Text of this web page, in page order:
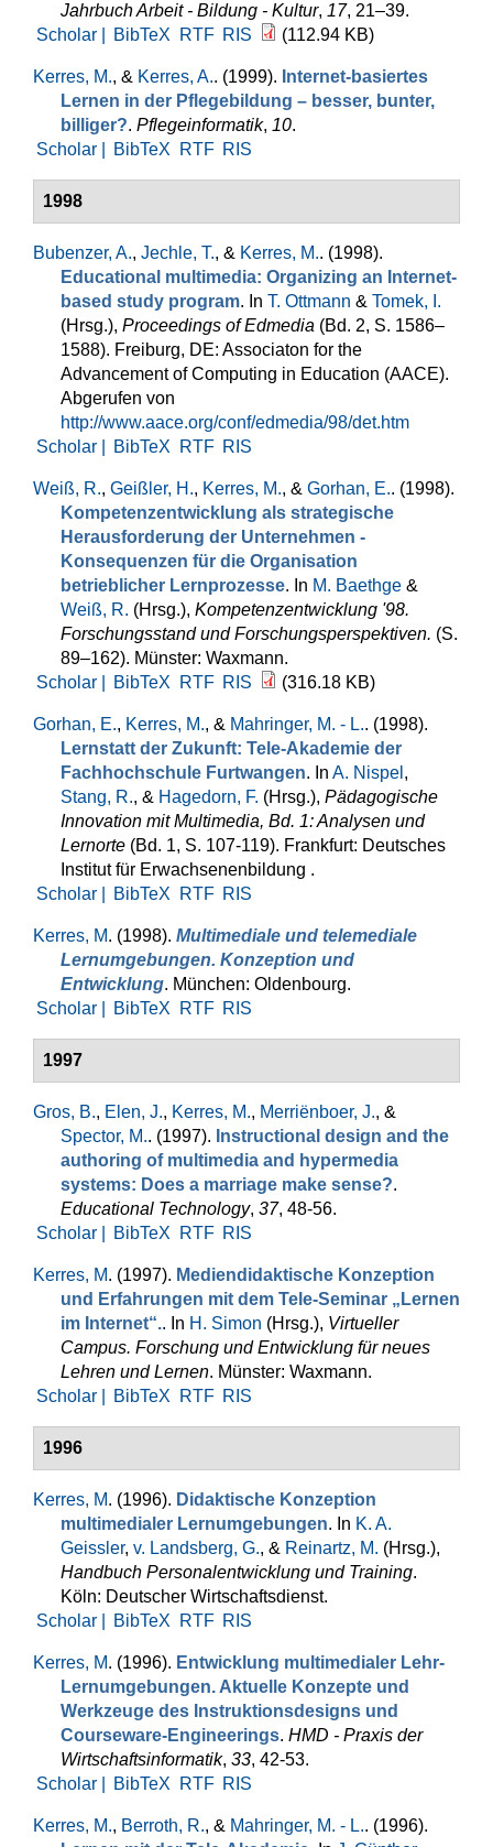
Jahrbuch Arbeit - Bildung - Kultur, 17, 21–39.
Scholar |
BibTeX RTF RIS (112.94 KB)
Kerres, M., & Kerres, A.. (1999). Internet-basiertes
Lernen in der Pflegebildung – besser, bunter,
billiger?. Pflegeinformatik, 10.
Scholar |
BibTeX RTF RIS
1998
Bubenzer, A., Jechle, T., & Kerres, M.. (1998).
Educational multimedia: Organizing an Internet-
based study program. In T. Ottmann & Tomek, I.
(Hrsg.), Proceedings of Edmedia (Bd. 2, S. 1586–
1588). Freiburg, DE: Associaton for the
Advancement of Computing in Education (AACE).
Abgerufen von
http://www.aace.org/conf/edmedia/98/det.htm
Scholar |
BibTeX RTF RIS
Weiß, R., Geißler, H., Kerres, M., & Gorhan, E.. (1998).
Kompetenzentwicklung als strategische
Herausforderung der Unternehmen -
Konsequenzen für die Organisation
betrieblicher Lernprozesse. In M. Baethge &
Weiß, R. (Hrsg.), Kompetenzentwicklung '98.
Forschungsstand und Forschungsperspektiven. (S.
89–162). Münster: Waxmann.
Scholar |
BibTeX RTF RIS (316.18 KB)
Gorhan, E., Kerres, M., & Mahringer, M. - L.. (1998).
Lernstatt der Zukunft: Tele-Akademie der
Fachhochschule Furtwangen. In A. Nispel ,
Stang, R., & Hagedorn, F. (Hrsg.), Pädagogische
Innovation mit Multimedia, Bd. 1: Analysen und
Lernorte (Bd. 1, S. 107-119). Frankfurt: Deutsches
Institut für Erwachsenenbildung .
Scholar |
BibTeX RTF RIS
Kerres, M. (1998). Multimediale und telemediale
Lernumgebungen. Konzeption und
Entwicklung. München: Oldenbourg.
Scholar |
BibTeX RTF RIS
1997
Gros, B., Elen, J., Kerres, M., Merriënboer, J., &
Spector, M.. (1997). Instructional design and the
authoring of multimedia and hypermedia
systems: Does a marriage make sense?.
Educational Technology, 37, 48-56.
Scholar |
BibTeX RTF RIS
Kerres, M. (1997). Mediendidaktische Konzeption
und Erfahrungen mit dem Tele-Seminar „Lernen
im Internet“.. In H. Simon (Hrsg.), Virtueller
Campus. Forschung und Entwicklung für neues
Lehren und Lernen. Münster: Waxmann.
Scholar |
BibTeX RTF RIS
1996
Kerres, M. (1996). Didaktische Konzeption
multimedialer Lernumgebungen. In K. A.
Geissler, v. Landsberg, G., & Reinartz, M. (Hrsg.),
Handbuch Personalentwicklung und Training.
Köln: Deutscher Wirtschaftsdienst.
Scholar |
BibTeX RTF RIS
Kerres, M. (1996). Entwicklung multimedialer Lehr-
Lernumgebungen. Aktuelle Konzepte und
Werkzeuge des Instruktionsdesigns und
Courseware-Engineerings. HMD - Praxis der
Wirtschaftsinformatik, 33, 42-53.
Scholar |
BibTeX RTF RIS
Kerres, M., Berroth, R., & Mahringer, M. - L.. (1996).